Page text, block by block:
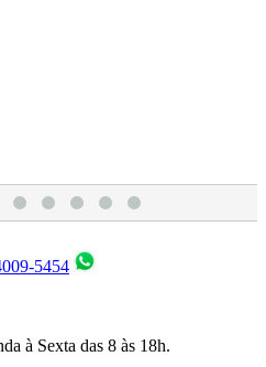
5454
à Sexta das 8 às 18h.